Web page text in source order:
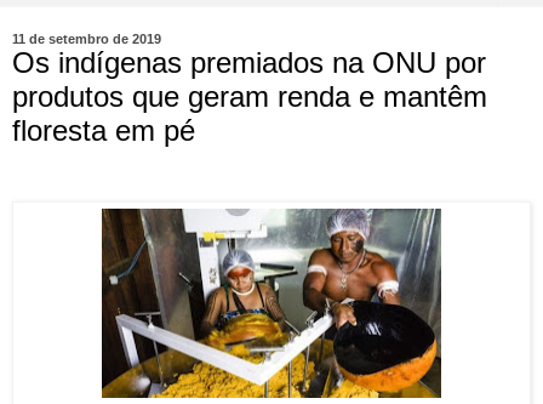
11 de setembro de 2019
Os indígenas premiados na ONU por
produtos que geram renda e mantêm
floresta em pé